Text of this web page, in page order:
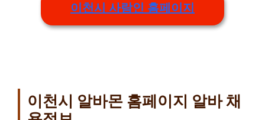
이천시 사람인 홈페이지
이천시 알바몬 홈페이지 알바 채